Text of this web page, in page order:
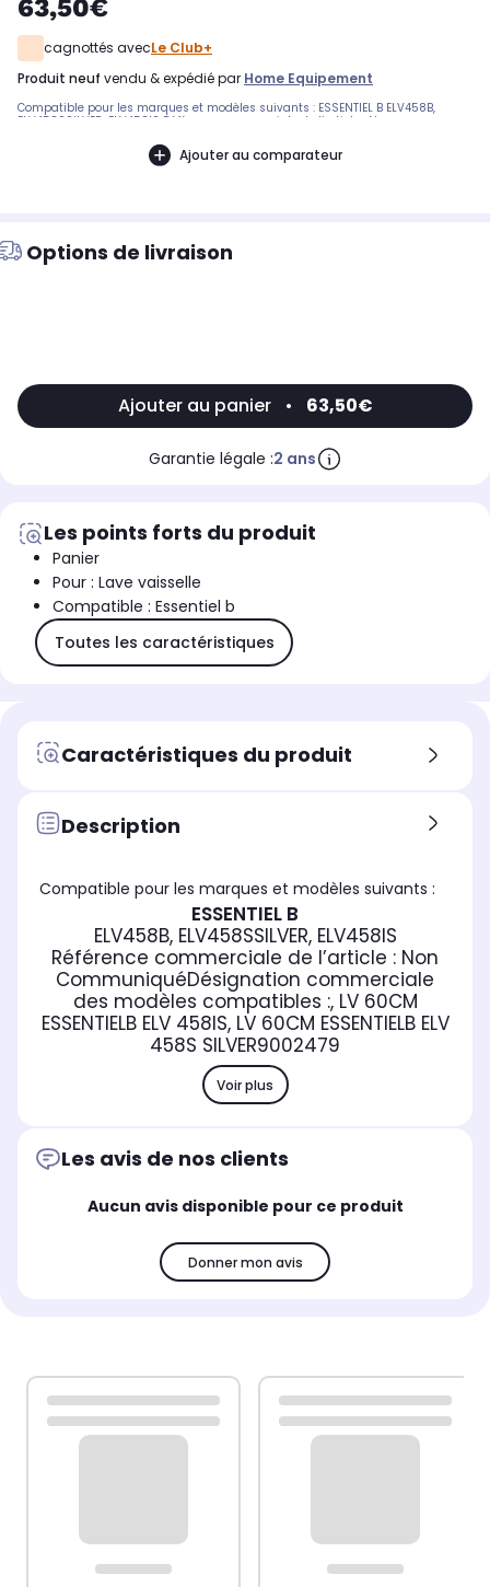
63,50€
cagnottés avecLe Club+
produit neuf vendu & expédié par Home Equipement
Compatible pour les marques et modèles suivants : ESSENTIEL B ELV458B,
ELV458SSILVER, ELV458IS Référence commerciale de l’article : Non
ESSENTIELB ELV 458IS, LV 60CM ESSENTIELB ELV 458S SILVER9002479
Ajouter au comparateur
Options de livraison
Ajouter au panier • 63,50€
Garantie légale :2 ans
Les points forts du produit
Panier
Pour : Lave vaisselle
Compatible : Essentiel b
Toutes les caractéristiques
Caractéristiques du produit
Description
Compatible pour les marques et modèles suivants :
ESSENTIEL B
ELV458B, ELV458SSILVER, ELV458IS
Référence commerciale de l’article : Non
CommuniquéDésignation commerciale
des modèles compatibles :, LV 60CM
ESSENTIELB ELV 458IS, LV 60CM ESSENTIELB ELV
458S SILVER9002479
Voir plus
Les avis de nos clients
Aucun avis disponible pour ce produit
Donner mon avis